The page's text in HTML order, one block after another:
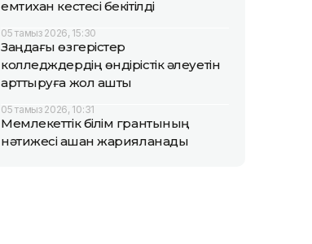
емтихан кестесі бекітілді
05 тамыз 2026, 15:30
Заңдағы өзгерістер
колледждердің өндірістік әлеуетін
арттыруға жол ашты
05 тамыз 2026, 10:31
Мемлекеттік білім грантының
нәтижесі қашан жарияланады